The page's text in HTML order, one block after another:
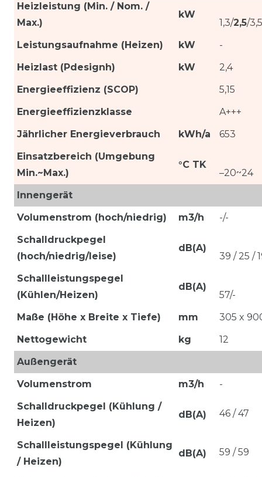
Heizleistung (Min. / Nom. /
Max.)
kW
1,3/2,5/3,5
Leistungsaufnahme (Heizen)
kW
-
Heizlast (Pdesignh)
kW
2,4
Energieeffizienz (SCOP)
5,15
Energieeffizienzklasse
A+++
Jährlicher Energieverbrauch
kWh/a
653
Einsatzbereich (Umgebung
Min.~Max.)
°C TK
–20~24
Innengerät
Volumenstrom (hoch/niedrig)
m3/h
-/-
Schalldruckpegel
(hoch/niedrig/leise)
dB(A)
39 / 25 /
Schallleistungspegel
(Kühlen/Heizen)
dB(A)
57/-
Maße (Höhe x Breite x Tiefe)
mm
305 x
Nettogewicht
kg
12
Außengerät
Volumenstrom
m3/h
-
Schalldruckpegel (Kühlung /
Heizen)
dB(A) 46 / 47
Schallleistungspegel (Kühlung
/ Heizen)
dB(A) 59 / 59